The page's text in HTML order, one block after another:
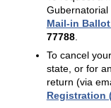
Gubernatorial
Mail-in
77788.
To cancel
state, or for
return (via
Registration